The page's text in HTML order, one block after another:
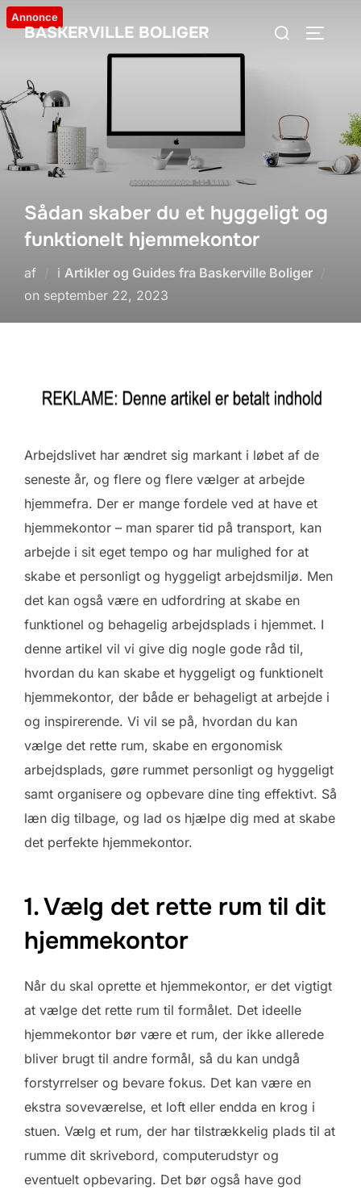
Videre
til
BASKERVILLE BOLIGER
Søg
Annonce
Sådan skaber du et hyggeligt og
funktionelt hjemmekontor
af i Artikler og Guides fra Baskerville Boliger
on Udgivet
september 22, 2023
Arbejdslivet har ændret sig markant i løbet af de
seneste år, og flere og flere vælger at arbejde
hjemmefra. Der er mange fordele ved at have et
hjemmekontor – man sparer tid på transport, kan
arbejde i sit eget tempo og har mulighed for at
skabe et personligt og hyggeligt arbejdsmiljø. Men
det kan også være en udfordring at skabe en
funktionel og behagelig arbejdsplads i hjemmet. I
denne artikel vil vi give dig nogle gode råd til,
hvordan du kan skabe et hyggeligt og funktionelt
hjemmekontor, der både er behageligt at arbejde i
og inspirerende. Vi vil se på, hvordan du kan
vælge det rette rum, skabe en ergonomisk
arbejdsplads, gøre rummet personligt og hyggeligt
samt organisere og opbevare dine ting effektivt. Så
læn dig tilbage, og lad os hjælpe dig med at skabe
det perfekte hjemmekontor.
1. Vælg det rette rum til dit
hjemmekontor
Når du skal oprette et hjemmekontor, er det vigtigt
at vælge det rette rum til formålet. Det ideelle
hjemmekontor bør være et rum, der ikke allerede
bliver brugt til andre formål, så du kan undgå
forstyrrelser og bevare fokus. Det kan være en
ekstra soveværelse, et loft eller endda en krog i
stuen. Vælg et rum, der har tilstrækkelig plads til at
rumme dit skrivebord, computerudstyr og
eventuelt opbevaring. Det bør også have god